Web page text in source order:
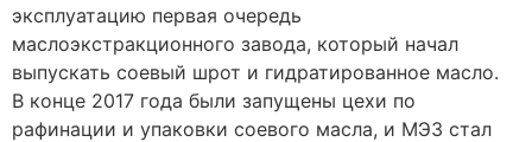
эксплуатацию первая очередь
маслоэкстракционного завода, который начал
выпускать соевый шрот и гидратированное масло.
В конце 2017 года были запущены цехи по
рафинации и упаковки соевого масла, и МЭЗ стал